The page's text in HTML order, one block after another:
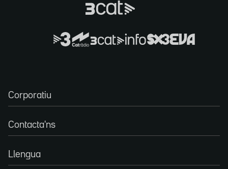
Corporatiu
Contacta'ns
Llengua